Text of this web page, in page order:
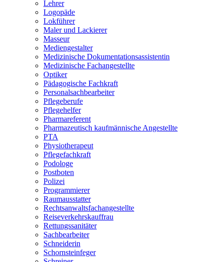
Lehrer
Logopäde
Lokführer
Maler und Lackierer
Masseur
Mediengestalter
Medizinische Dokumentationsassistentin
Medizinische Fachangestellte
Optiker
Pädagogische Fachkraft
Personalsachbearbeiter
Pflegeberufe
Pflegehelfer
Pharmareferent
Pharmazeutisch kaufmännische Angestellte
PTA
Physiotherapeut
Pflegefachkraft
Podologe
Postboten
Polizei
Programmierer
Raumausstatter
Rechtsanwaltsfachangestellte
Reiseverkehrskauffrau
Rettungssanitäter
Sachbearbeiter
Schneiderin
Schornsteinfeger